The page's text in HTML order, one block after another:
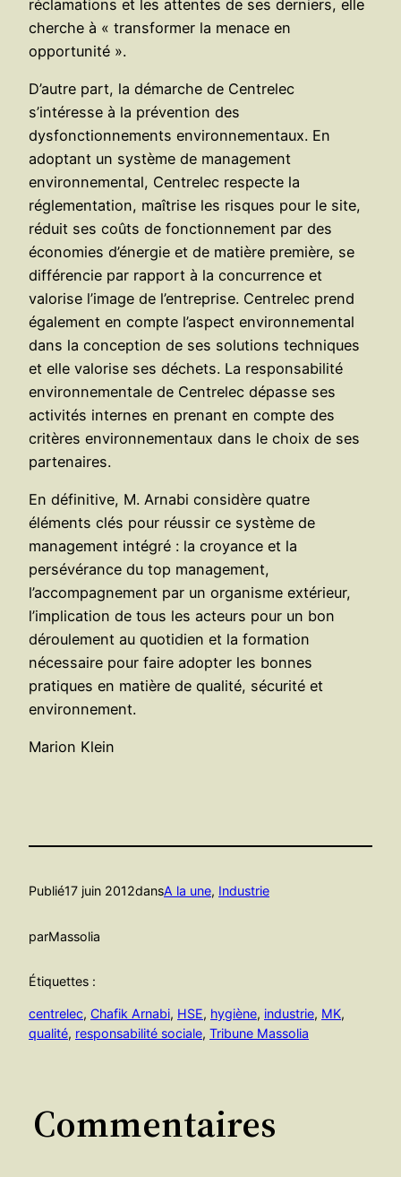
réclamations et les attentes de ses derniers, elle
cherche à « transformer la menace en
opportunité ».
D’autre part, la démarche de Centrelec
s’intéresse à la prévention des
dysfonctionnements environnementaux. En
adoptant un système de management
environnemental, Centrelec respecte la
réglementation, maîtrise les risques pour le site,
réduit ses coûts de fonctionnement par des
économies d’énergie et de matière première, se
différencie par rapport à la concurrence et
valorise l’image de l’entreprise. Centrelec prend
également en compte l’aspect environnemental
dans la conception de ses solutions techniques
et elle valorise ses déchets. La responsabilité
environnementale de Centrelec dépasse ses
activités internes en prenant en compte des
critères environnementaux dans le choix de ses
partenaires.
En définitive, M. Arnabi considère quatre
éléments clés pour réussir ce système de
management intégré : la croyance et la
persévérance du top management,
l’accompagnement par un organisme extérieur,
l’implication de tous les acteurs pour un bon
déroulement au quotidien et la formation
nécessaire pour faire adopter les bonnes
pratiques en matière de qualité, sécurité et
environnement.
Marion Klein
Publié17 juin 2012dansA la une, Industrie
parMassolia
Étiquettes :
centrelec, Chafik Arnabi, HSE, hygiène, industrie, MK
qualité, responsabilité sociale, Tribune Massolia
Commentaires